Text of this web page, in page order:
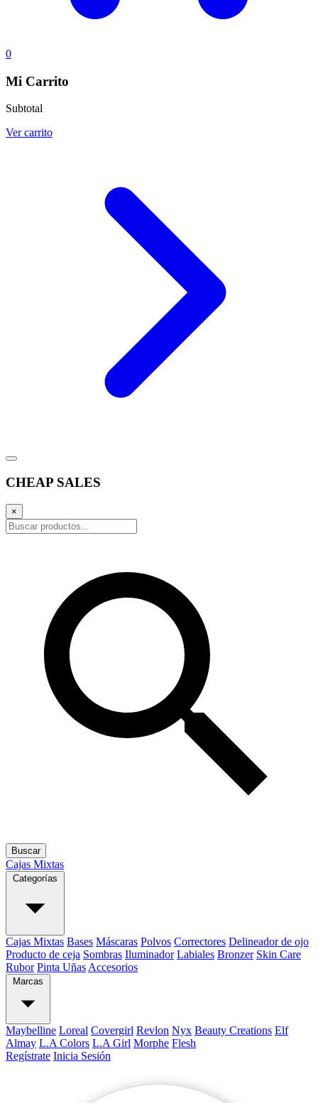
0
Mi Carrito
Subtotal
Ver carrito
CHEAP SALES
×
Buscar
Cajas Mixtas
Categorías
Cajas Mixtas Bases Máscaras Polvos Correctores Delineador de ojo
Producto de ceja Sombras Iluminador Labiales Bronzer Skin Care
Rubor Pinta Uñas Accesorios
Marcas
Maybelline Loreal Covergirl Revlon Nyx Beauty Creations Elf
Almay L.A Colors L.A Girl Morphe Flesh
Regístrate Inicia Sesión